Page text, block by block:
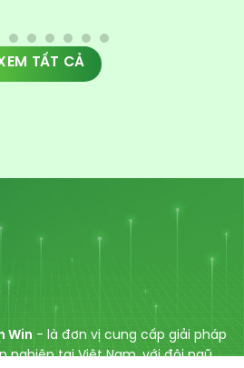
TẤT CẢ
Win - là đơn vị cung cấp giải pháp
nghiệp tại Việt Nam, với đội ngũ